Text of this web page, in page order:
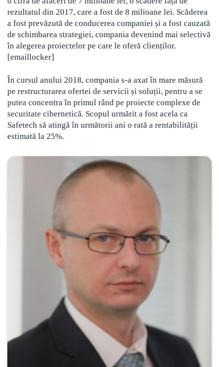
rezultatul din 2017, care a fost de 8 milioane lei. Scăderea
a fost prevăzută de conducerea companiei și a fost cauzată
de schimbarea strategiei, compania devenind mai selectivă
în alegerea proiectelor pe care le oferă clienților.
[emaillocker]
În cursul anului 2018, compania s-a axat în mare măsură
pe restructurarea ofertei de servicii și soluții, pentru a se
putea concentra în primul rând pe proiecte complexe de
securitate cibernetică. Scopul urmărit a fost acela ca
Safetech să atingă în următorii ani o rată a rentabilității
estimată la 25%.